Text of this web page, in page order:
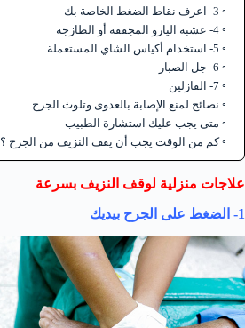
3- اعرف نقاط الضغط الخاصة بك
4- عشبة اليارو المجففة أو الطازجة
5- استخدام أكياس الشاي المستعملة
6- جل الصبار
7- الفازلين
نصائح لمنع الإصابة بالعدوى وتلوث الجرح
متى يجب عليك استشارة الطبيب
كم من الوقت يجب أن يقف النزيف من الجرح ؟
علاجات منزلية لوقف النزيف بسرعة
1- الضغط على الجرح بيديك